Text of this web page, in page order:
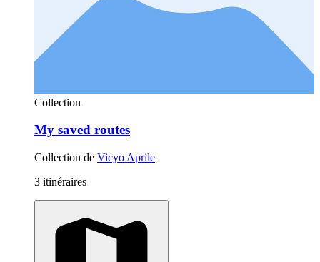
Collection
My saved routes
Collection de Vicyo Aprile
3 itinéraires